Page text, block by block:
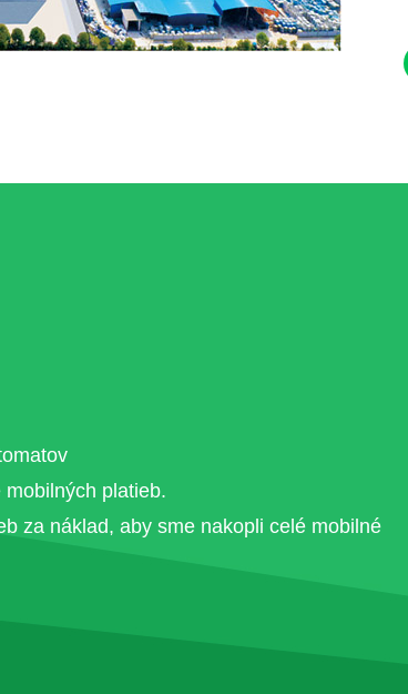
platieb.
za náklad, aby sme nakopli celé mobilné